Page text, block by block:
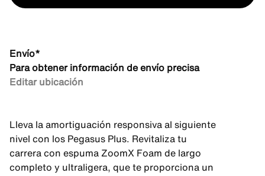
Envío*
Para obtener información de envío precisa
Editar ubicación
Lleva la amortiguación responsiva al siguiente
nivel con los Pegasus Plus. Revitaliza tu
carrera con espuma ZoomX Foam de largo
completo y ultraligera, que te proporciona un